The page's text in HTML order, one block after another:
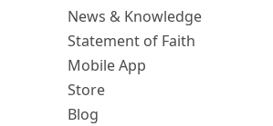
News & Knowledge
Statement of Faith
Mobile App
Store
Blog